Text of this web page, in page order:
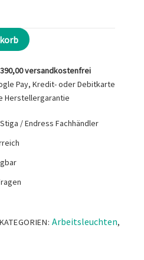
versandkostenfrei
Pay, Kredit- oder Debitkarte
Herstellergarantie
/ Endress Fachhändler
KATEGORIEN:Arbeitsleuchten,